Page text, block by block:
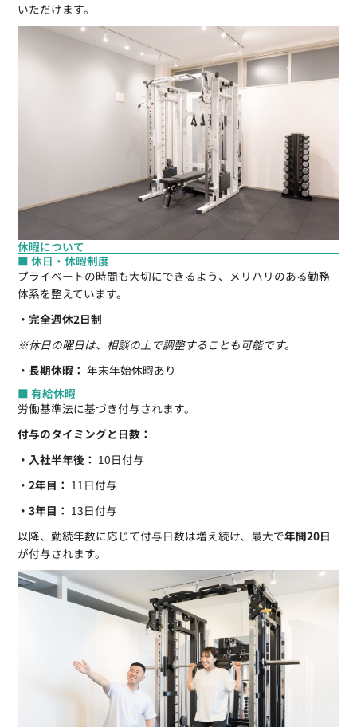
いただけます。
休暇について
■ 休日・休暇制度
プライベートの時間も大切にできるよう、メリハリのある勤務
体系を整えています。
・完全週休2日制
※休日の曜日は、相談の上で調整することも可能です。
・長期休暇： 年末年始休暇あり
■ 有給休暇
労働基準法に基づき付与されます。
付与のタイミングと日数：
・入社半年後： 10日付与
・2年目： 11日付与
・3年目： 13日付与
以降、勤続年数に応じて付与日数は増え続け、最大で年間20日
が付与されます。